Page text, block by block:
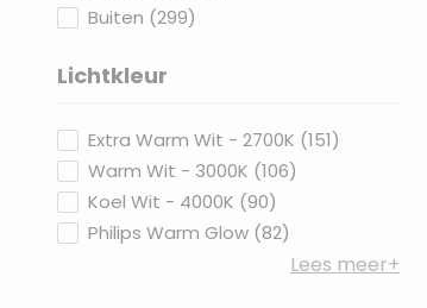
Buiten (299products available
)
Lichtkleur
Extra Warm Wit - 2700K (151products
)
Warm Wit - 3000K (106products
)
Koel Wit - 4000K (90products available
)
Philips Warm Glow (82products
)
Lees meer+